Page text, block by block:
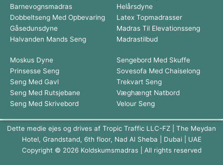
Barnevognsmadras
Dobbeltseng Med Opbevaring
Gåsedunsdyne
Halvanden Mands Seng
Helårsdyne
Latex Topmadrasser
Madras Til Elevationsseng
Madrastilbud
Moskus Dyne
Prinsesse Seng
Seng Med Gavl
Seng Med Rutsjebane
Seng Med Skrivebord
Sengebord Med Skuffe
Sovesofa Med Chaiselong
Trekvart Seng
Væghængt Natbord
Velour Seng
Dette medie ejes og drives af Tropic Traffic LLC-FZ | The Meydan
Hotel, Grandstand, 6th floor, Nad Al Sheba | Dubai | UAE
Copyright © 2026 Koldskumsmadras | All rights reserved